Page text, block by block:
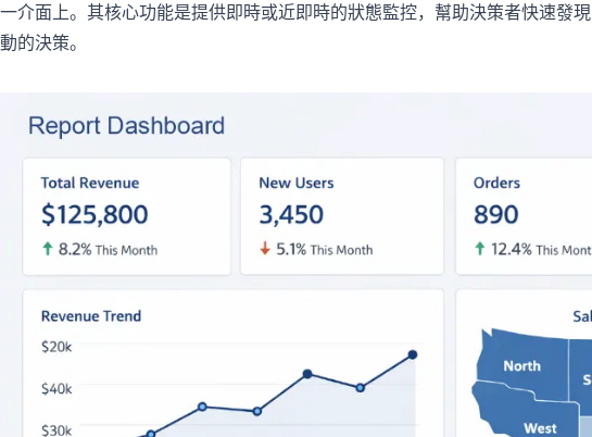
介面上。其核心功能是提供即時或近即時的狀態監控，幫助決策者快速發現
的決策。